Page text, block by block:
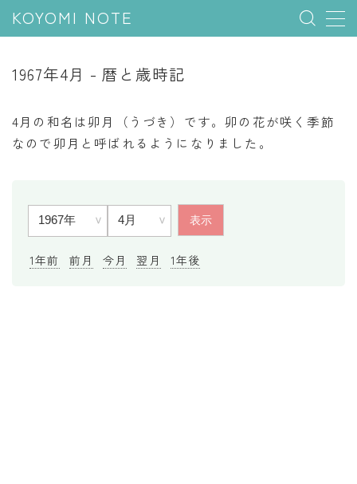
KOYOMI NOTE
五節句
二十四節気
1967年4月 - 暦と歳時記
4月の和名は卯月（うづき）です。卯の花が咲く季節
なので卯月と呼ばれるようになりました。
1年前 前月 今月 翌月 1年後